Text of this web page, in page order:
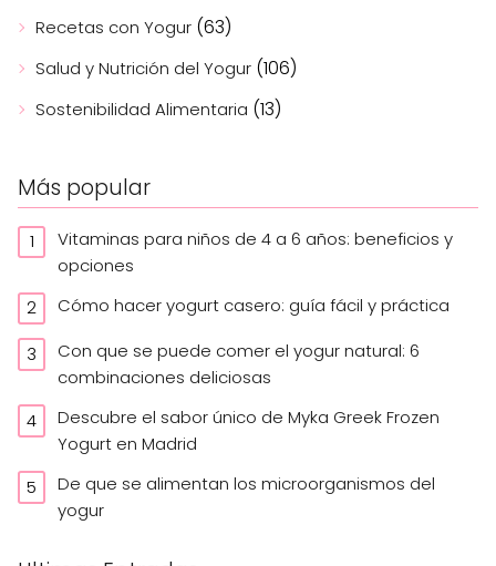
Recetas con Yogur (63)
Salud y Nutrición del Yogur (106)
Sostenibilidad Alimentaria (13)
Más popular
Vitaminas para niños de 4 a 6 años: beneficios y
opciones
Cómo hacer yogurt casero: guía fácil y práctica
Con que se puede comer el yogur natural: 6
combinaciones deliciosas
Descubre el sabor único de Myka Greek Frozen
Yogurt en Madrid
De que se alimentan los microorganismos del
yogur